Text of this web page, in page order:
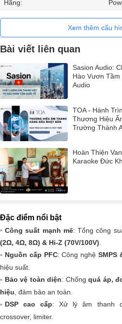
Hãng:
Xem thêm cấu
Bài viết liên quan
Sasion Audio:
Hào Vươn
Audio
TOA - Hành
Thương Hiệu
Trường Thành
Hoàn Thiện
Karaoke Đức
Đặc điểm nổi bật
Công suất mạnh mẽ: Tổng công
(2Ω, 4Ω, 8Ω) & Hi-Z (70V/100V).
Nguồn cấp PFC: Công nghệ SMPS
hiệu suất.
Bảo vệ toàn diện: Chốngquá áp,
hiệu , đảm bảo an toàn.
DSP cao cấp: Xử lý âm thanh
crossover, limiter.